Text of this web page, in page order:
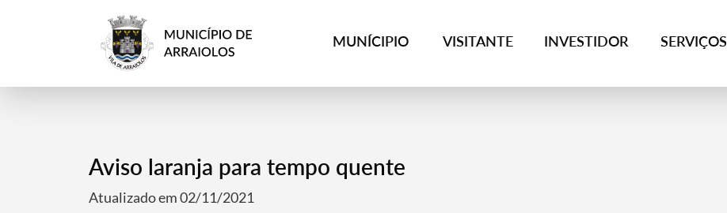
MUNÍCIPIO VISITANTE INVESTIDOR SERVIÇOS
Aviso laranja para tempo quente
Atualizado em 02/11/2021